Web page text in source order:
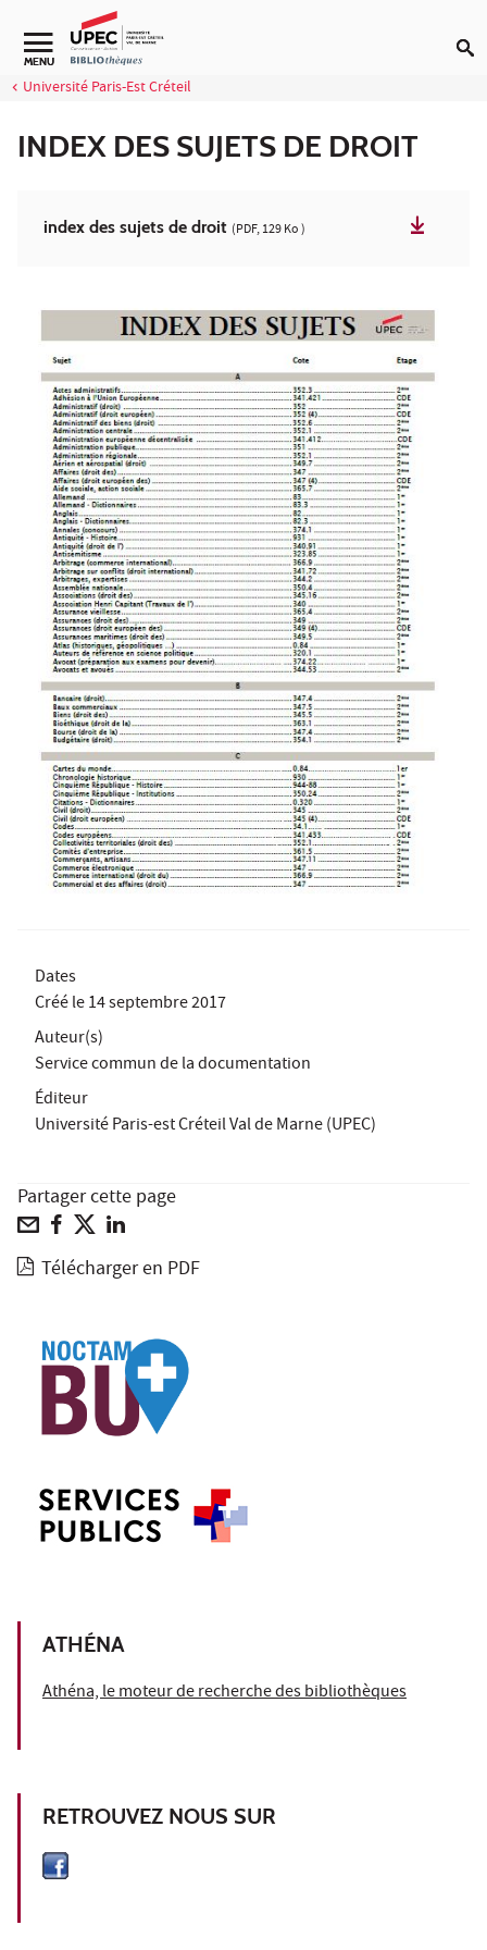
Aller au contenu
Navigation secondaire
MENU
Université Paris-Est Créteil
INDEX DES SUJETS DE DROIT
index des sujets de droit (PDF, 129 Ko )
Dates
Créé le14 septembre 2017
Auteur(s)
Service commun de la documentation
Éditeur
Université Paris-est Créteil Val de Marne (UPEC)
Partager cette page
Télécharger en PDF
ATHÉNA
Athéna, le moteur de recherche des bibliothèques
RETROUVEZ NOUS SUR